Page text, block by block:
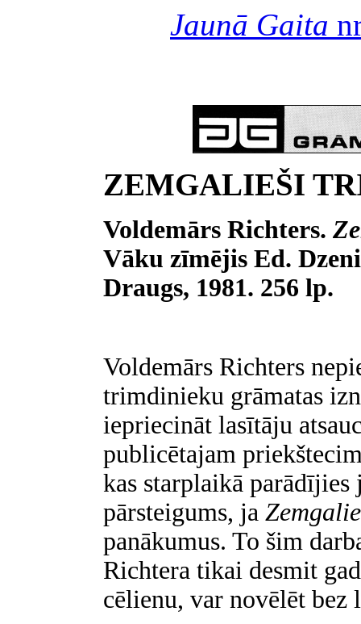
Jaunā Gaita
ZEMGALIEŠI
Voldemārs Richters.
Vāku zīmējis Ed.
Draugs, 1981. 256 lp.
Voldemārs Richters
trimdinieku grāmatas
iepriecināt lasītāju
publicētajam
kas starplaikā
pārsteigums, ja
panākumus. To šim
Richtera tikai desmit
cēlienu, var novēlēt bez